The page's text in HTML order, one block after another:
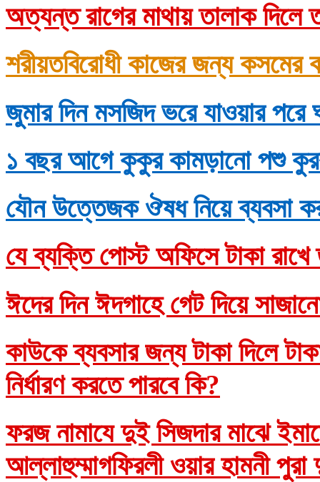
অত্যন্ত রাগের মাথায় তালাক দিলে
শরীয়তবিরোধী কাজের জন্য কসমের
জুমার দিন মসজিদ ভরে যাওয়ার
১ বছর আগে কুকুর কামড়ানো পশু
যৌন উত্তেজক ঔষধ নিয়ে ব্যবসা
যে ব্যক্তি পোস্ট অফিসে টাকা রাখে
ঈদের দিন ঈদগাহে গেট দিয়ে
কাউকে ব্যবসার জন্য টাকা দিলে
নির্ধারণ করতে পারবে কি?
ফরজ নামাযে দুই সিজদার মাঝে
আল্লাহুম্মাগফিরলী ওয়ার হামনী